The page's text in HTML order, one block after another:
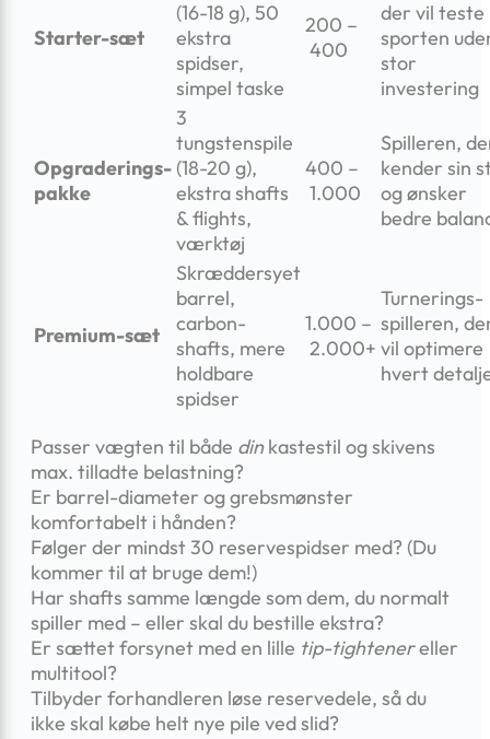
Starter-sæt
(16-18 g), 50
ekstra
spidser,
simpel taske
200 –
400
der vil teste
sporten
stor
investering
Opgraderings­
pakke
3
tungstenspile
(18-20 g),
ekstra shafts
& flights,
værktøj
400 –
1.000
Spilleren,
kender sin
og ønsker
bedre
Premium-sæt
Skræddersyet
barrel,
carbon-
shafts, mere
holdbare
spidser
1.000 –
2.000+
Turnerings­
spilleren,
vil optimere
hvert
Passer vægten til både dinkastestil og skivens
max. tilladte belastning?
Er barrel-diameter og grebsmønster
komfortabelt i hånden?
Følger der mindst 30 reserve­spidser med? (Du
kommer til at bruge dem!)
Har shafts samme længde som dem, du normalt
spiller med – eller skal du bestille ekstra?
Er sættet forsynet med en lille tip-tightenereller
multitool?
Tilbyder forhandleren løse reservedele, så du
ikke skal købe helt nye pile ved slid?